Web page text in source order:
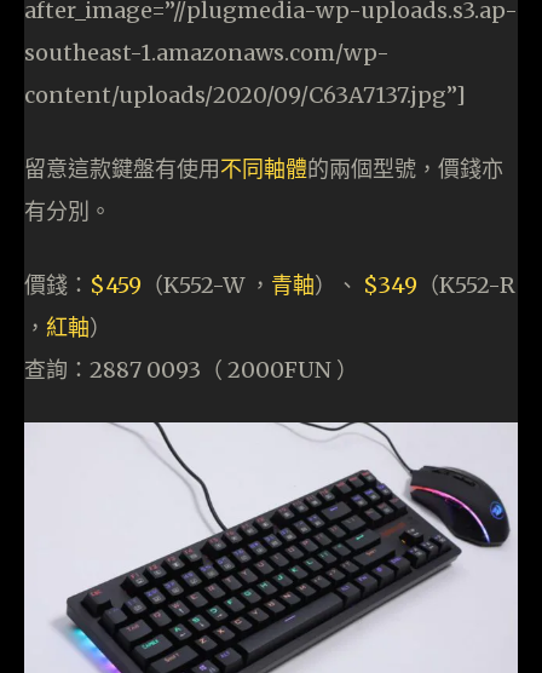
after_image=”//plugmedia-wp-uploads.s3.ap-
southeast-1.amazonaws.com/wp-
content/uploads/2020/09/C63A7137.jpg”]
留意這款鍵盤有使用不同軸體的兩個型號，價錢亦
有分別。
價錢： $459 （K552-W ， 青軸）、 $349 （K552-R
， 紅軸）
查詢：2887 0093（ 2000FUN ）